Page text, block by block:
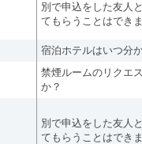
別で申込をした友人
てもらうことはでき
宿泊ホテルはいつ分
禁煙ルームのリクエ
か？
別で申込をした友人
てもらうことはでき